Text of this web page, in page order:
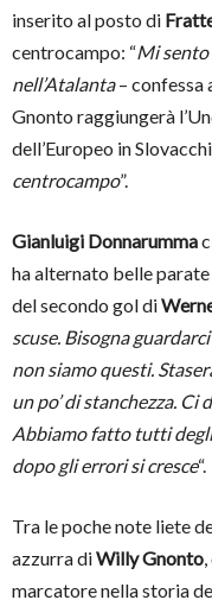
inserito al posto di
centrocampo: “Mi sento
nell’Atalanta– confessa
Gnonto raggiungerà
dell’Europeo in
centrocampo”.
Gianluigi Donnarumma
ha alternato belle
del secondo gol di
scuse. Bisogna
non siamo questi.
un po’ di stanchezza. Ci
Abbiamo fatto tutti
dopo gli errori si cresce“.
Tra le poche note liete
azzurra diWilly Gnonto
marcatore nella storia